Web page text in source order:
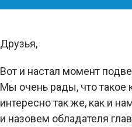
Друзья,
Вот и настал момент
Мы очень рады, что такое
интересно так же, как и
и назовем обладателя